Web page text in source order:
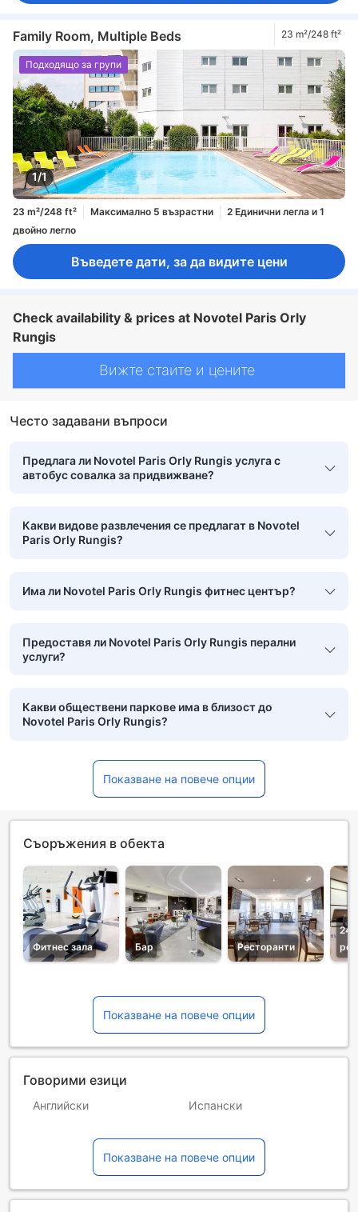
Family Room, Multiple Beds 23 m²/248 ft²
1/1
Подходящо за групи
23 m²/248 ft² Максимално 5 възрастни
2 Единични легла и 1
двойно легло
Въведете дати, за да видите цени
Check availability & prices at Novotel Paris Orly
Rungis
Вижте стаите и цените
Често задавани въпроси
Предлага ли Novotel Paris Orly Rungis услуга с
автобус совалка за придвижване?
Какви видове развлечения се предлагат в Novotel
Paris Orly Rungis?
Има ли Novotel Paris Orly Rungis фитнес център?
Предоставя ли Novotel Paris Orly Rungis перални
услуги?
Какви обществени паркове има в близост до
Novotel Paris Orly Rungis?
Показване на повече опции
Съоръжения в обекта
Фитнес зала Бар Ресторанти
24-
Показване на повече опции
Говорими езици
Английски Испански
Холандски
Показване на повече опции